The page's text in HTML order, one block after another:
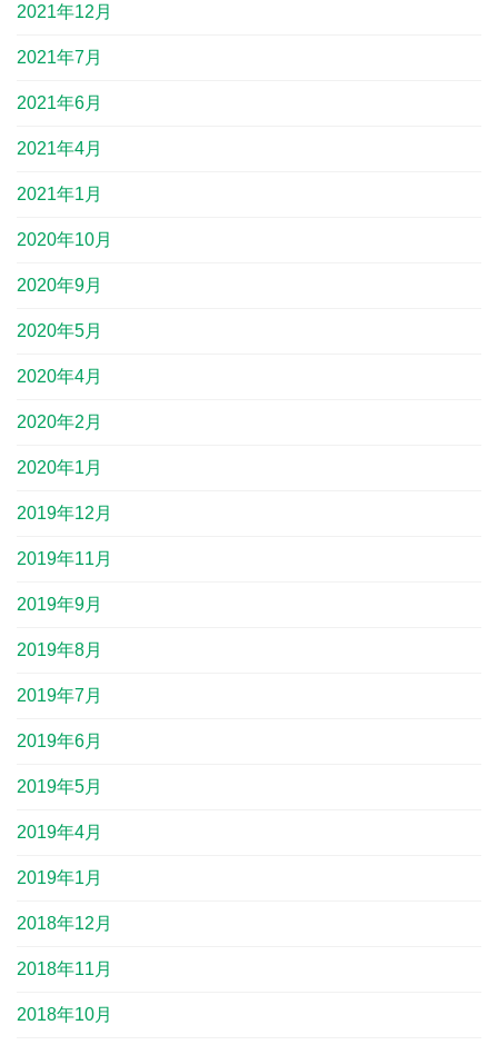
2021年12月
2021年7月
2021年6月
2021年4月
2021年1月
2020年10月
2020年9月
2020年5月
2020年4月
2020年2月
2020年1月
2019年12月
2019年11月
2019年9月
2019年8月
2019年7月
2019年6月
2019年5月
2019年4月
2019年1月
2018年12月
2018年11月
2018年10月